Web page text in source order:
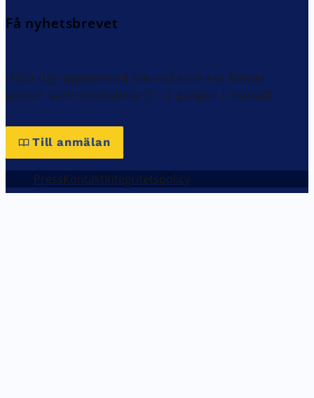
Få nyhetsbrevet
Hålla dig uppdaterad om vad som ska hända
genom vårt nyhetsbrev (1 - 2 gånger / månad).
Till anmälan
PressKontaktIntegritetspolicy